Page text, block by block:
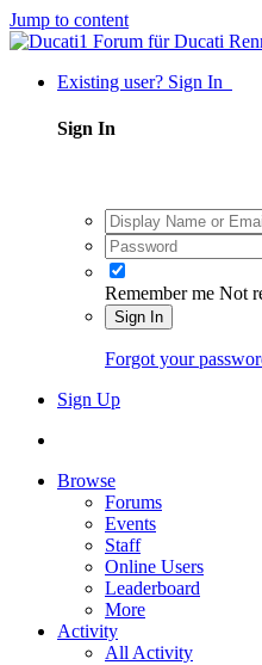
Jump to content
Existing user? Sign In
Sign In
Remember me Not
Sign In
Forgot your
Sign Up
Browse
Forums
Events
Staff
Online Users
Leaderboard
More
Activity
All Activity